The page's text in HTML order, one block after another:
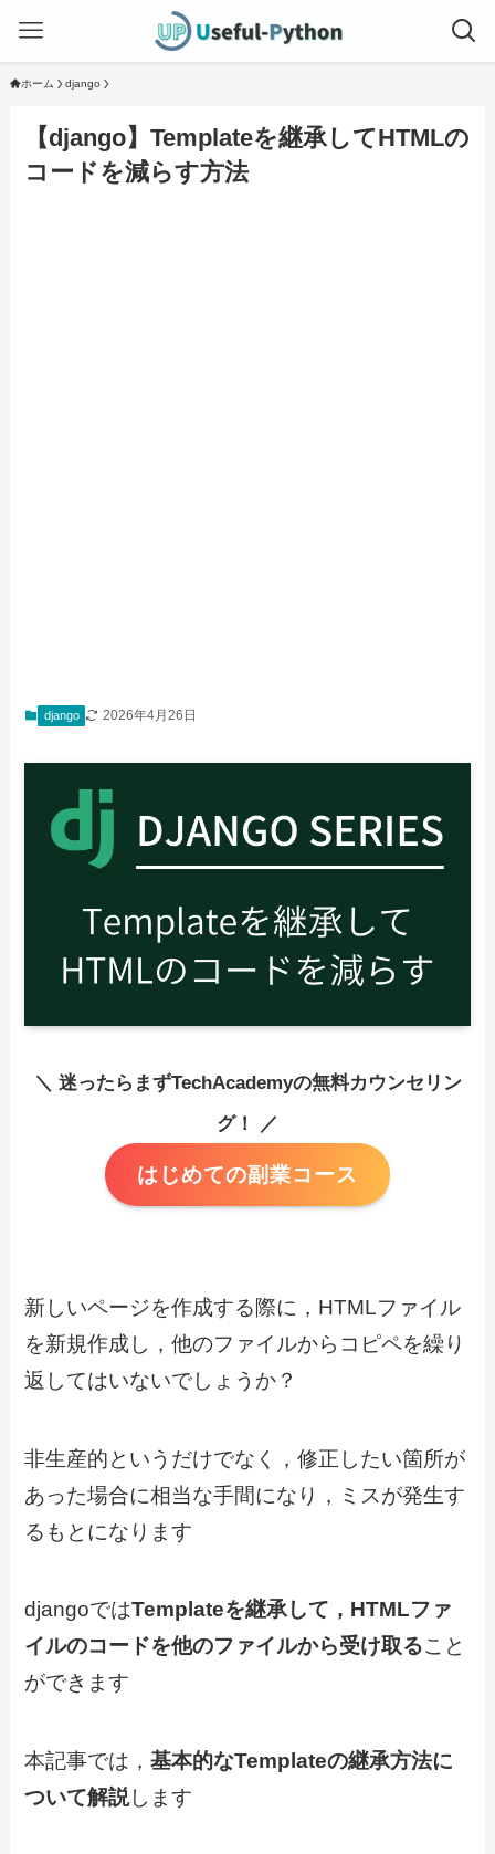
ホーム django
【django】Templateを継承してHTMLの
コードを減らす方法
django 2026年4月26日
＼ 迷ったらまずTechAcademyの無料カウンセリン
グ！ ／
はじめての副業コース
新しいページを作成する際に，HTMLファイル
を新規作成し，他のファイルからコピペを繰り
返してはいないでしょうか？
非生産的というだけでなく，修正したい箇所が
あった場合に相当な手間になり，ミスが発生す
るもとになります
djangoではTemplateを継承して，HTMLファ
イルのコードを他のファイルから受け取ること
ができます
本記事では，基本的なTemplateの継承方法に
ついて解説します